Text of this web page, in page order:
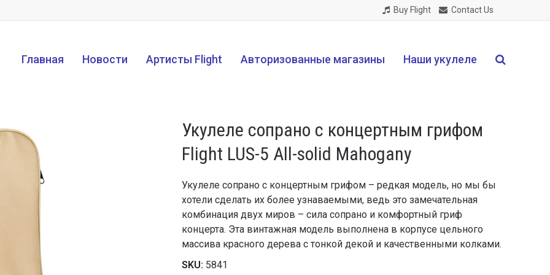
Buy Flight Contact Us
Главная Новости Артисты Flight Авторизованные магазины Наши укулеле
Укулеле сопрано с концертным грифом
Flight LUS-5 All-solid Mahogany
Укулеле сопрано с концертным грифом – редкая модель, но мы бы
хотели сделать их более узнаваемыми, ведь это замечательная
комбинация двух миров – сила сопрано и комфортный гриф
концерта. Эта винтажная модель выполнена в корпусе цельного
массива красного дерева с тонкой декой и качественными колками.
SKU: 5841